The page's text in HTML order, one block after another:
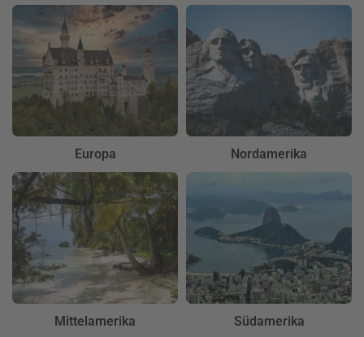
Europa Nordamerika
Mittelamerika Südamerika